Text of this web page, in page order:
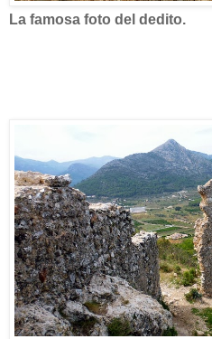
La famosa foto del dedito.